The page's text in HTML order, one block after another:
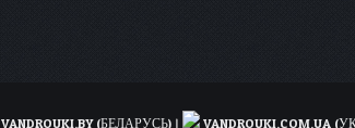
VANDROUKI.BY (БЕЛАРУСЬ) | VANDROUKI.COM.UA